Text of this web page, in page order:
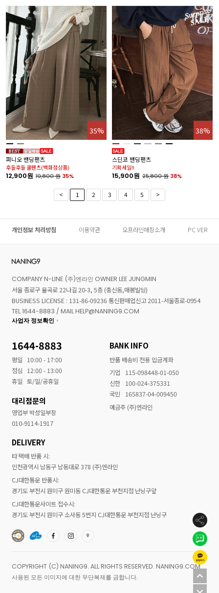
35%
퍼니오 밴딩팬츠
후들후들 쿨팬츠(백화점상품)
12,900원 19,800원 35%
38%
스딘코 밴딩팬츠
기획세일!!
15,900원 25,800원 38%
< 1 2 3 4 5 >
개인정보 처리방침 이용약관 오프라인매장소개 PC VER
COMPANY N-LINE (주)엔라인 OWNER LEE JUNGMIN
서울 종로구 율곡로 22나길 20-3, 5층 (충신동,매봉빌딩)
BUSINESS LICENSE : 131-86-09236 통신판매업신고 2011-서울종로-0954
TEL 1644-8883 / MAIL HELP@NANING9.COM
사업자 정보확인
1644-8883
평일
10:00 - 17:00
점심
12:00 - 13:00
휴일 토/일/공휴일
대리점문의
영업부 박성일부장
010-9114-1917
BANK INFO
반품 배송비 전용 입금계좌
기업
115-098448-01-050
신한
100-024-375331
국민
165837-04-009450
예금주 (주)엔라인
DELIVERY
타 택배 반품 시:
인천광역시 남동구 남동대로 378 (주)엔라인
CJ대한통운 반품시:
경기도 부천시 원미구 원미동 CJ대한통운 부천지점 난닝구앞
CJ대한통운사이트 접수시:
경기도 부천시 원미구 소사동 5번지 CJ대한통운 부천지점 난닝구
COPYRIGHT (C) NANING9. ALL RIGHTS RESERVED. NANING9.COM
사용된 모든 이미지에 대한 무단복제를 금합니다.